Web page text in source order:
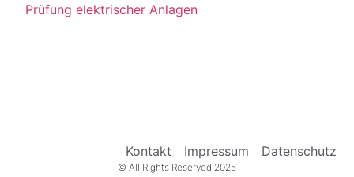
Prüfung elektrischer Anlagen
Kontakt Impressum Datenschutz
© All Rights Reserved 2025